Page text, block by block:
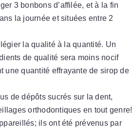
3 bonbons d’affilée, et à la fin
la journée et situées entre 2
la qualité à la quantité. Un
de qualité sera moins nocif
une quantité effrayante de sirop de
de dépôts sucrés sur la dent,
orthodontiques en tout genre!
ils ont été prévenus par